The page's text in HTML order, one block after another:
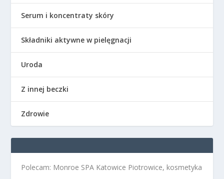
Serum i koncentraty skóry
Składniki aktywne w pielęgnacji
Uroda
Z innej beczki
Zdrowie
Polecam: Monroe SPA Katowice Piotrowice, kosmetyka